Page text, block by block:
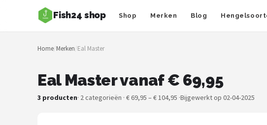
Fish24 shop Shop Merken Blog
Zoeken
NAVIGATIE
Merken
Home/Merken/Eal Master
Eal Master vanaf € 69,95
3 producten· 2 categorieën · € 69,95 – € 104,95 ·Bijgewerkt op 02-04-2025